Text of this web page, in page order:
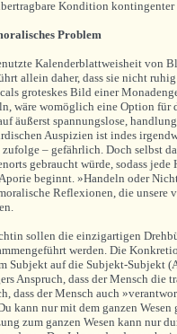
Kondition
Problem
Kalenderblattweisheit von
allein daher, dass sie nicht
groteskes Bild einer
wäre womöglich eine Option für
äußerst spannungslose,
Auspizien ist indes
zufolge – gefährlich. Doch selbst
gebraucht würde, sodass
beginnt. »Handeln oder
Reflexionen, die unsere
sollen die einzigartigen
werden. Die
Subjekt auf die Subjekt-Subjekt
Anspruch, dass der Mensch die
dass der Mensch auch
kann nur mit dem ganzen
zum ganzen Wesen kann nur